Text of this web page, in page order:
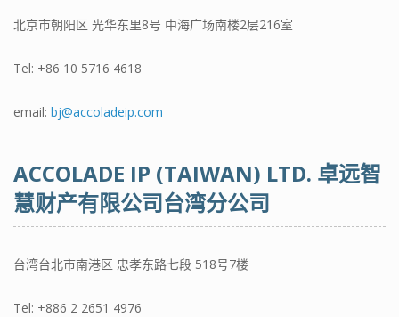
北京市朝阳区 光华东里8号 中海广场南楼2层216室
Tel: +86 10 5716 4618
email: bj@accoladeip.com
ACCOLADE IP (TAIWAN) LTD. 卓远智
慧财产有限公司台湾分公司
台湾台北市南港区 忠孝东路七段 518号7楼
Tel: +886 2 2651 4976